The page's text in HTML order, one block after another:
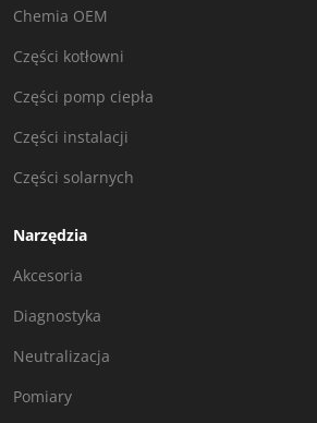
Chemia OEM
Części kotłowni
Części pomp ciepła
Części instalacji
Części solarnych
Narzędzia
Akcesoria
Diagnostyka
Neutralizacja
Pomiary